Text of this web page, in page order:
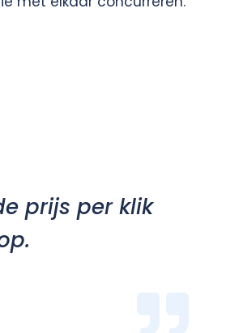
prijs per klik